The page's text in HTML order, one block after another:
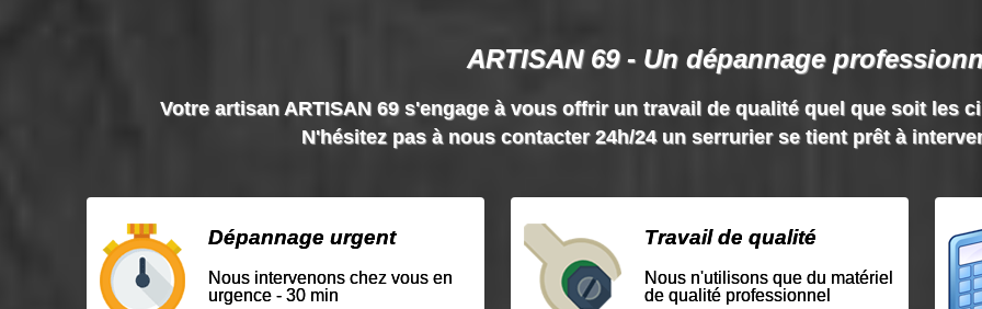
ARTISAN 69 - Un dépannage
Votre artisan ARTISAN 69 s'engage à vous offrir un travail de qualité quel que soit les
N'hésitez pas à nous contacter 24h/24 un serrurier se tient prêt à
Dépannage urgent
Nous intervenons chez vous en
urgence - 30 min
Travail de qualité
Nous n'utilisons que du matériel
de qualité professionnel